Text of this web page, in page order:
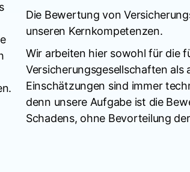
Die Bewertung von
unseren Kernkompetenzen.
Wir arbeiten hier sowohl für die
Versicherungsgesellschaften als
Einschätzungen sind immer
denn unsere Aufgabe ist die
Schadens, ohne Bevorteilung